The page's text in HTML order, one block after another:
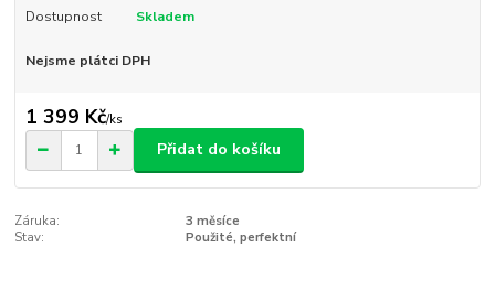
Dostupnost Skladem
Nejsme plátci DPH
1 399 Kč/ks
Přidat do košíku
Záruka:
3 měsíce
Stav:
Použité, perfektní